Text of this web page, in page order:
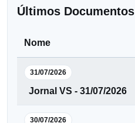
Últimos Documentos
Nome
31/07/2026
Jornal VS - 31/07/2026
30/07/2026